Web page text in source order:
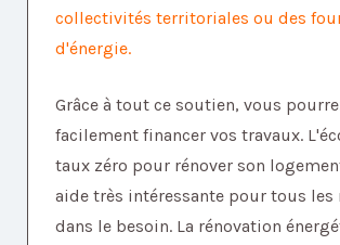
collectivités territoriales ou des
d'énergie.
Grâce à tout ce soutien, vous
facilement financer vos travaux.
taux zéro pour rénover son
aide très intéressante pour tous les
dans le besoin. La rénovation